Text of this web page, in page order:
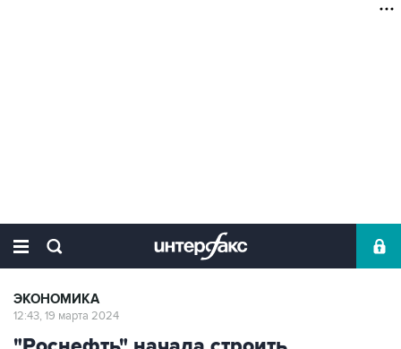
ЭКОНОМИКА
12:43, 19 марта 2024